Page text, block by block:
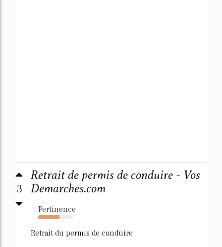
3
Retrait de permis de conduire - Vos
Demarches.com
Pertinence
62%
Retrait du permis de conduire